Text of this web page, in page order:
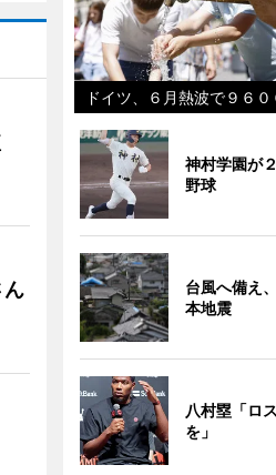
ドイツ、６月熱波で９６
神村学園が
野球
台風へ備え
本地震
八村塁「ロ
を」